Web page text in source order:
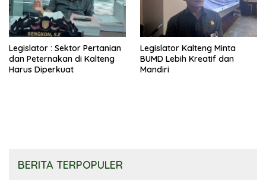
Legislator : Sektor Pertanian
dan Peternakan di Kalteng
Harus Diperkuat
Legislator Kalteng Minta
BUMD Lebih Kreatif dan
Mandiri
BERITA TERPOPULER